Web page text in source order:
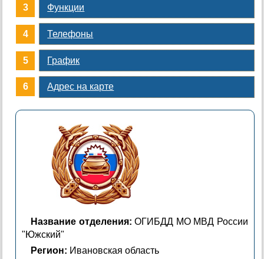
Функции
Телефоны
График
Адрес на карте
Название отделения: ОГИБДД МО МВД России
"Южский"
Регион: Ивановская область